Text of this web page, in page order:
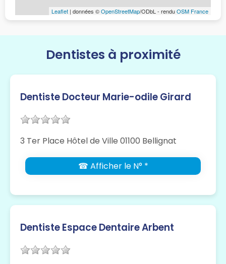
Leaflet | données ©OpenStreetMap/ODbL - renduOSM France
Dentistes à proximité
Dentiste Docteur Marie-odile Girard
3 Ter Place Hôtel de Ville 01100 Bellignat
☎ Afficher le N° *
Dentiste Espace Dentaire Arbent